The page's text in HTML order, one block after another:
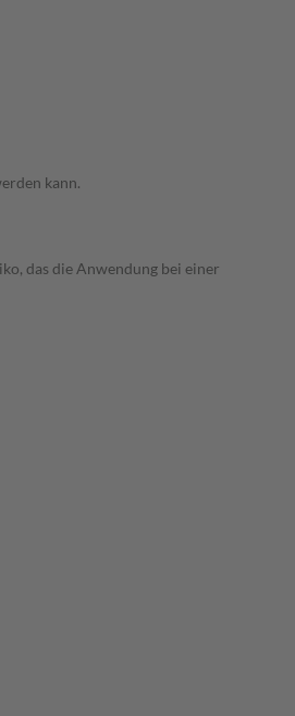
kann.
das die Anwendung bei einer